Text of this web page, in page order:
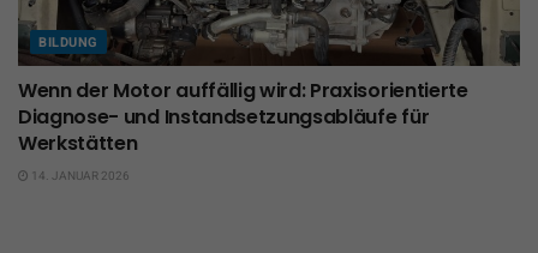
BILDUNG
Wenn der Motor auffällig wird: Praxisorientierte
Diagnose- und Instandsetzungsabläufe für
Werkstätten
14. JANUAR 2026